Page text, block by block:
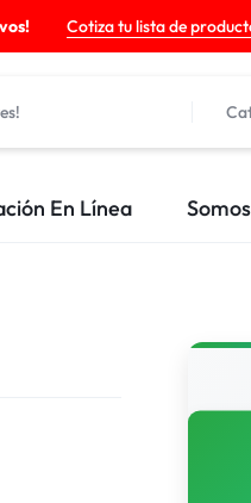
Cotiza tu lista de
En Línea Somos